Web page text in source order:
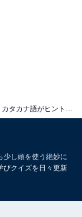
少し頭を使う絶妙に
びクイズを日々更新